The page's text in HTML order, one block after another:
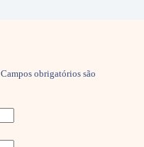
Campos obrigatórios são